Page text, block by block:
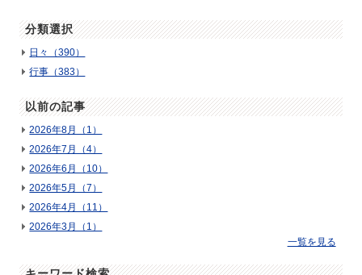
分類選択
日々（390）
行事（383）
以前の記事
2026年8月（1）
2026年7月（4）
2026年6月（10）
2026年5月（7）
2026年4月（11）
2026年3月（1）
一覧を見る